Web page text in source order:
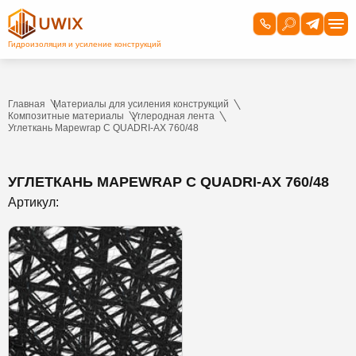
Главная
Материалы для усиления конструкций
Композитные материалы
Углеродная лента
Углеткань Mapewrap C QUADRI-AX 760/48
УГЛЕТКАНЬ MAPEWRAP C QUADRI-AX 760/48
Артикул: